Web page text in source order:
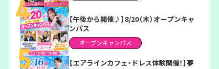
【午後から開催♪】8/20（木）オープンキャ
ンパス
オープンキャンパス
【エアラインカフェ・ドレス体験開催！】夢